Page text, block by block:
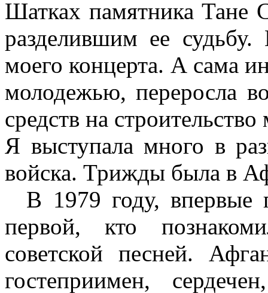
Шатках памятника Тане
разделившим ее
моего концерта. А сама
молодежью, переросла
средств на
Я выступала много в
войска. Трижды была в
В 1979 году, впервые
первой, кто
советской песней.
гостеприимен,